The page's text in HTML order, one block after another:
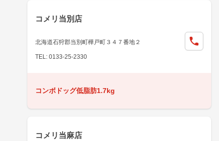
コメリ当別店
北海道石狩郡当別町樺戸町３４７番地２
TEL: 0133-25-2330
コンボドッグ低脂肪1.7kg
コメリ当麻店